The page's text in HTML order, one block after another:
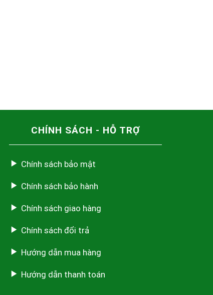
CHÍNH SÁCH - HỖ TRỢ
Chính sách bảo mật
Chính sách bảo hành
Chính sách giao hàng
Chính sách đổi trả
Hướng dẫn mua hàng
Hướng dẫn thanh toán